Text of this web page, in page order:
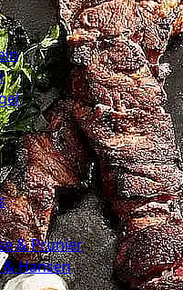
& Prunier
Hansen